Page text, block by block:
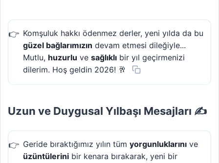
Komşuluk hakkı ödenmez derler, yeni yılda da bu
güzel bağlarımızın devam etmesi dileğiyle...
Mutlu, huzurlu ve sağlıklı bir yıl geçirmenizi
dilerim. Hoş geldin 2026! 🥂
Uzun ve Duygusal Yılbaşı Mesajları ✍️
Geride bıraktığımız yılın tüm yorgunluklarını ve
üzüntülerini bir kenara bırakarak, yeni bir